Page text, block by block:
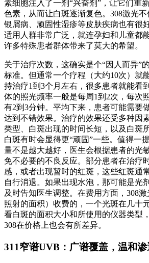
素细胞注入了一剂“兴奋剂”，让它们重
色素，从而让白斑逐渐复色。308激光
银屑病、顽固性湿疹等皮肤疾病也有很
适用人群非常广泛，就连孕妇和儿童都
许多特殊患者群体带来了莫大的希望。
关于治疗次数，这确实是个“因人而异”
标准。但通常一个疗程（大约10次）就
持治疗1到3个月左右，很多患者就能看
体的照光频率一般是每周1到2次，每次
有2到3分钟。平均下来，患者可能需要
达到不错效果。治疗的效果还受多种因
类型、白斑出现的时间长短，以及白斑
白斑有时会显得更“顽固”一些。值得一
量不是越大越好，医生会根据患者的光
免不必要的不良反应。部分患者在治疗
感，或者出现暂时的红斑，这些红斑通
自行消退。如果出现水泡，那可能是光
及时告知医生调整。在费用方面，308
照射的面积）收费的，一个光斑在几十
看白斑的面积大小和所使用的仪器类型
308在价格上也会有所差异。
311窄谱UVB：广谱覆盖，温和渗